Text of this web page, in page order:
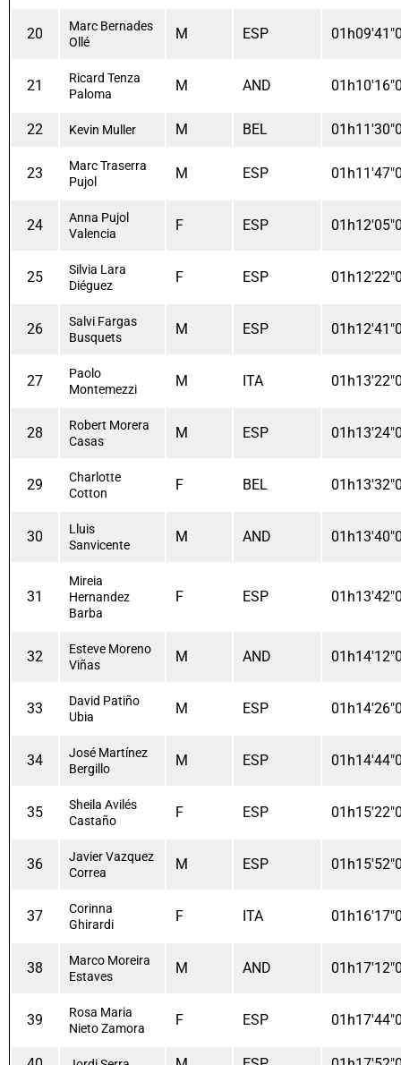
20
Marc Bernades
Ollé
M ESP
21
Ricard Tenza
Paloma
M AND
22 Kevin Muller M BEL
23
Marc Traserra
Pujol
M ESP
24
Anna Pujol
Valencia
F ESP
25
Silvia Lara
Diéguez
F ESP
26
Salvi Fargas
Busquets
M ESP
27
Paolo
Montemezzi
M ITA
28
Robert Morera
Casas
M ESP
29
Charlotte
Cotton
F BEL
30
Lluis
Sanvicente
M AND
31
Mireia
Hernandez
Barba
F ESP
32
Esteve Moreno
Viñas
M AND
33
David Patiño
Ubia
M ESP
34
José Martínez
Bergillo
M ESP
35
Sheila Avilés
Castaño
F ESP
36
Javier Vazquez
Correa
M ESP
37
Corinna
Ghirardi
F ITA
38
Marco Moreira
Estaves
M AND
39
Rosa Maria
Nieto Zamora
F ESP